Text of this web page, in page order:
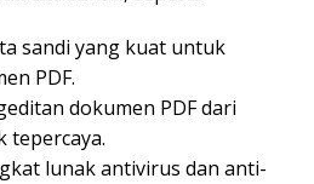
sandi yang kuat untuk
PDF.
dokumen PDF dari
tepercaya.
lunak antivirus dan anti-